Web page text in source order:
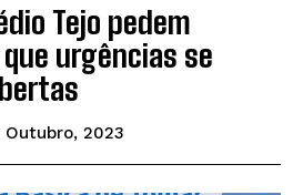
Tejo pedem
urgências se
Outubro, 2023